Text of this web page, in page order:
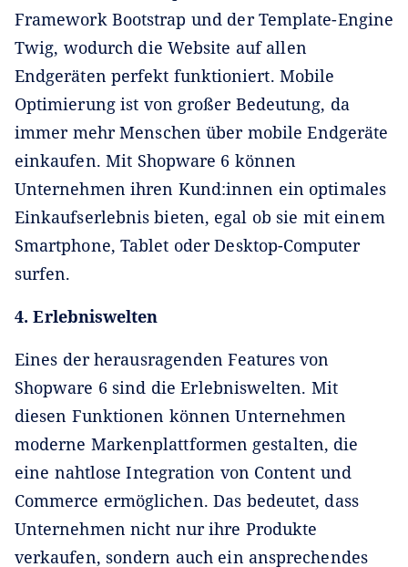
Framework Bootstrap und der Template-Engine
Twig, wodurch die Website auf allen
Endgeräten perfekt funktioniert. Mobile
Optimierung ist von großer Bedeutung, da
immer mehr Menschen über mobile Endgeräte
einkaufen. Mit Shopware 6 können
Unternehmen ihren Kund:innen ein optimales
Einkaufserlebnis bieten, egal ob sie mit einem
Smartphone, Tablet oder Desktop-Computer
surfen.
4. Erlebniswelten
Eines der herausragenden Features von
Shopware 6 sind die Erlebniswelten. Mit
diesen Funktionen können Unternehmen
moderne Markenplattformen gestalten, die
eine nahtlose Integration von Content und
Commerce ermöglichen. Das bedeutet, dass
Unternehmen nicht nur ihre Produkte
verkaufen, sondern auch ein ansprechendes